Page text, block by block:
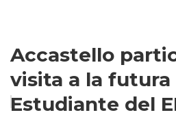
Accastello
visita a la futura
Estudiante del